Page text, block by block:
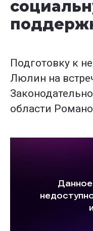
Подготовку к
Люлин на
области